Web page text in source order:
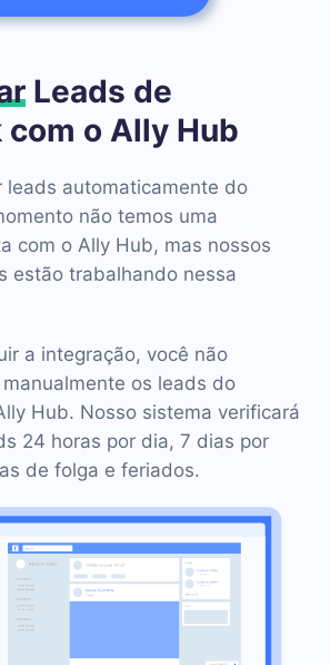
Leads de
com o Ally Hub
leads automaticamente do
não temos uma
com o Ally Hub, mas nossos
estão trabalhando nessa
a integração, você não
os leads do
Hub. Nosso sistema verificará
24 horas por dia, 7 dias por
de folga e feriados.